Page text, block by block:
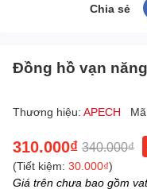
Chia sẻ
Đồng hồ vạn
Thương hiệu: APECH
310.000₫ 340.000₫
(Tiết kiệm: 30.000₫)
Giá trên chưa bao gồm